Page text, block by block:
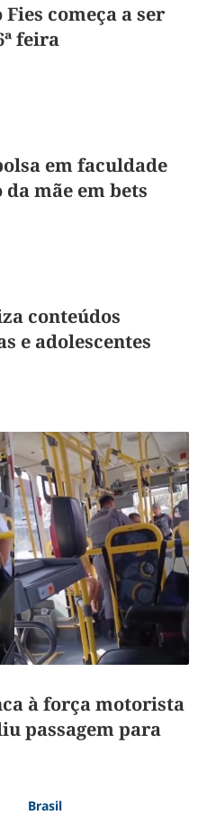
começa a ser
feira
em faculdade
mãe em bets
conteúdos
e adolescentes
à força motorista
passagem para
Brasil